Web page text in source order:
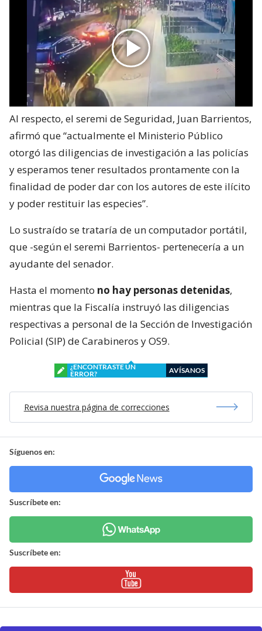
Al respecto, el seremi de Seguridad, Juan Barrientos,
afirmó que “actualmente el Ministerio Público
otorgó las diligencias de investigación a las policías
y esperamos tener resultados prontamente con la
finalidad de poder dar con los autores de este ilícito
y poder restituir las especies”.
Lo sustraído se trataría de un computador portátil,
que -según el seremi Barrientos- pertenecería a un
ayudante del senador.
Hasta el momento no hay personas detenidas,
mientras que la Fiscalía instruyó las diligencias
respectivas a personal de la Sección de Investigación
Policial (SIP) de Carabineros y OS9.
¿ENCONTRASTE UN
ERROR?
AVÍSANOS
Revisa nuestra página de correcciones
Síguenos en:
Suscríbete en:
Suscríbete en: